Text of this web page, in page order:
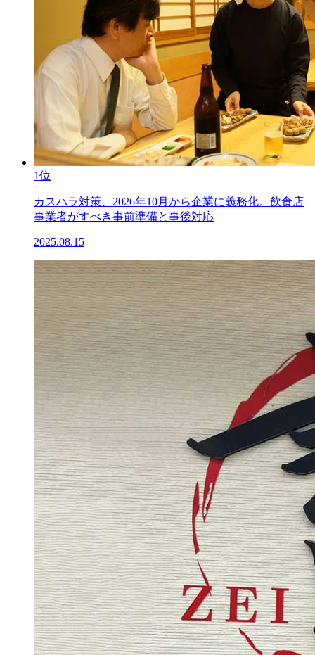
1位
カスハラ対策、2026年10月から企業に義務化。飲食店
事業者がすべき事前準備と事後対応
2025.08.15